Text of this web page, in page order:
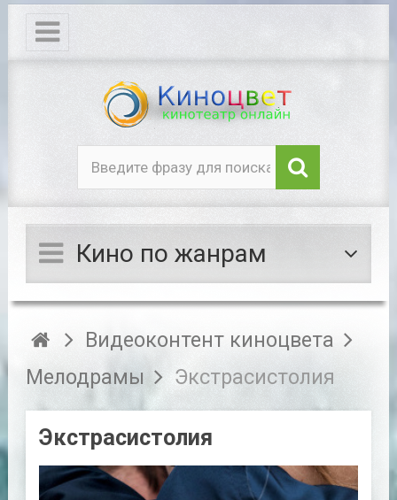
Кино по жанрам
Видеоконтент киноцвета
Мелодрамы
Экстрасистолия
Экстрасистолия